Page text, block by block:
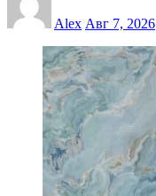
Alex Авг 7, 2026